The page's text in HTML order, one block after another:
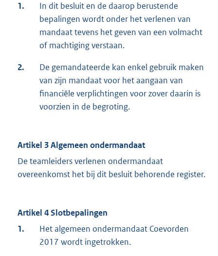
1.
In dit besluit en de daarop berustende
bepalingen wordt onder het verlenen van
mandaat tevens het geven van een volmacht
of machtiging verstaan.
2.
De gemandateerde kan enkel gebruik maken
van zijn mandaat voor het aangaan van
financiële verplichtingen voor zover daarin is
voorzien in de begroting.
Artikel 3 Algemeen ondermandaat
De teamleiders verlenen ondermandaat
overeenkomst het bij dit besluit behorende register.
Artikel 4 Slotbepalingen
1.
Het algemeen ondermandaat Coevorden
2017 wordt ingetrokken.